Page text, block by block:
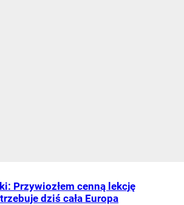
Przywiozłem cenną lekcję
dziś cała Europa